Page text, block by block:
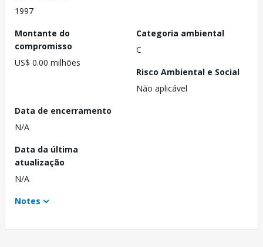
1997
Montante do
compromisso
US$ 0.00 milhões
Categoria ambiental
C
Risco Ambiental e Social
Não aplicável
Data de encerramento
N/A
Data da última
atualização
N/A
Notes